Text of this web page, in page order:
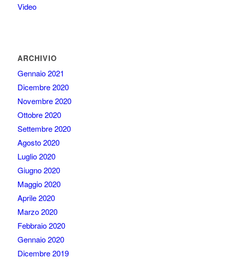
Video
ARCHIVIO
Gennaio 2021
Dicembre 2020
Novembre 2020
Ottobre 2020
Settembre 2020
Agosto 2020
Luglio 2020
Giugno 2020
Maggio 2020
Aprile 2020
Marzo 2020
Febbraio 2020
Gennaio 2020
Dicembre 2019